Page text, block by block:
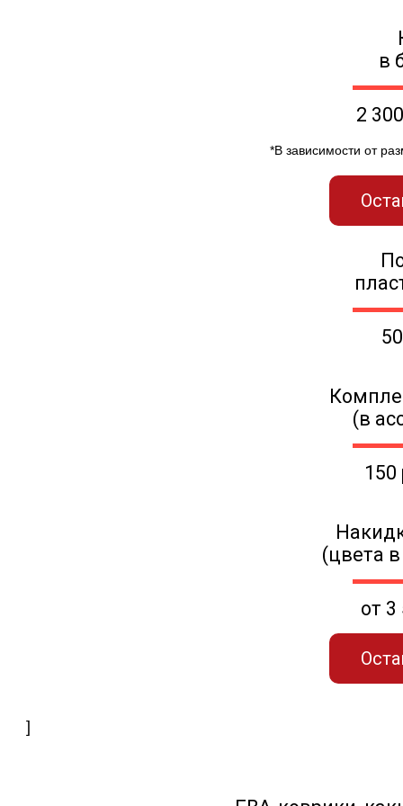
в
2
*В зависимости от
(в
(цвета
от 3
]